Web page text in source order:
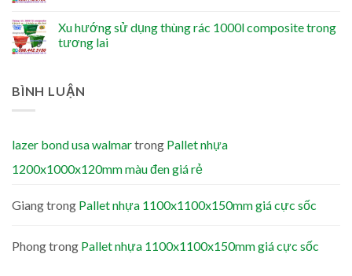
Xu hướng sử dụng thùng rác 1000l composite trong
tương lai
BÌNH LUẬN
lazer bond usa walmartrong Pallet nhựa
1200x1000x120mm màu đen giá rẻ
Giangtrong Pallet nhựa 1100x1100x150mm giá cực sốc
Phongtrong Pallet nhựa 1100x1100x150mm giá cực sốc